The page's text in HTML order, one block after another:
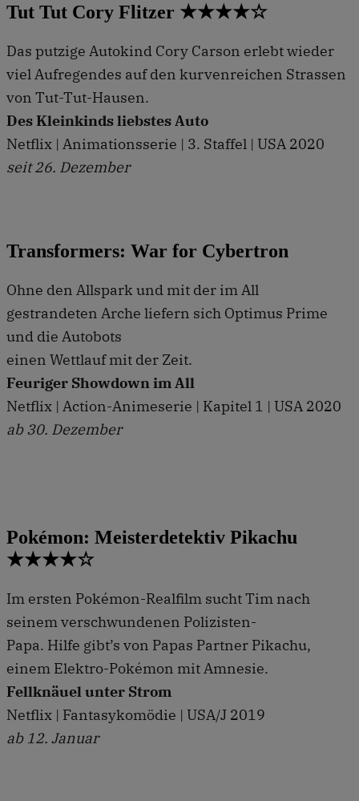
Tut Tut Cory Flitzer ★★★★☆
Das putzige Autokind Cory Carson erlebt wieder
viel Aufregendes auf den kurvenreichen Strassen
von Tut-Tut-Hausen.
Des Kleinkinds liebstes Auto
Netflix | Animationsserie | 3. Staffel | USA 2020
seit 26. Dezember
Transformers: War for Cybertron
Ohne den Allspark und mit der im All
gestrandeten Arche liefern sich Optimus Prime
und die Autobots
einen Wettlauf mit der Zeit.
Feuriger Showdown im All
Netflix | Action-Animeserie | Kapitel 1 | USA 2020
ab 30. Dezember
Pokémon: Meisterdetektiv Pikachu
★★★★☆
Im ersten Pokémon-Realfilm sucht Tim nach
seinem verschwundenen Polizisten-
Papa. Hilfe gibt’s von Papas Partner Pikachu,
einem Elektro-Pokémon mit Amnesie.
Fellknäuel unter Strom
Netflix | Fantasykomödie | USA/J 2019
ab 12. Januar